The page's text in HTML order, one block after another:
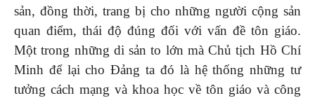
sản, đồng thời, trang bị cho những người cộng sản
quan điểm, thái độ đúng đối với vấn đề tôn giáo.
Một trong những di sản to lớn mà Chủ tịch Hồ Chí
Minh để lại cho Đảng ta đó là hệ thống những tư
tưởng cách mạng và khoa học về tôn giáo và công